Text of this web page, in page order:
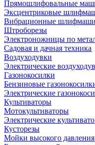
Прямошлифовальные
Эксцентриковые
Вибрационные
Штроборезы
Электроножницы по
Садовая и дачная техника
Воздуходувки
Электрические
Газонокосилки
Бензиновые
Электрические
Культиваторы
Мотокультиваторы
Электрические
Кусторезы
Мойки высокого давления